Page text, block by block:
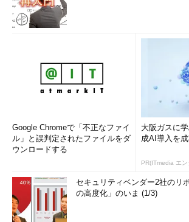
Google Chromeで「不正なファイ
ル」と誤判定されたファイルをダ
ウンロードする
大阪ガスに
成AI導入を
PR(ITmedia エ
セキュリティベンダー2社のリ
の高度化」のいま (1/3)